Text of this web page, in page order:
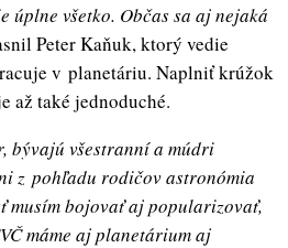
úplne všetko. Občas sa aj nejaká
Peter Kaňuk, ktorý vedie
v planetáriu. Naplniť krúžok
až také jednoduché.
bývajú všestranní a múdri
z pohľadu rodičov astronómia
bojovať aj popularizovať,
máme aj planetárium aj